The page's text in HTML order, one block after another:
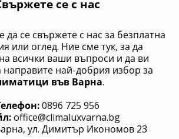
се с нас
да се свържете с нас за безплатна
или оглед. Ние сме тук, за да
всички ваши въпроси и да ви
най-добрия избор за
във Варна.
0896 725 956
office@climaluxvarna.bg
ул. Димитър Икономов 23